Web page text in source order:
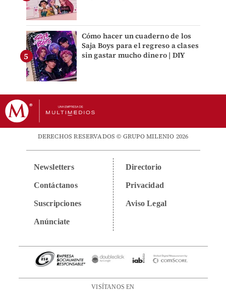
Cómo hacer un cuaderno de los
Saja Boys para el regreso a clases
sin gastar mucho dinero | DIY
DERECHOS RESERVADOS © GRUPO MILENIO 2026
Newsletters
Contáctanos
Suscripciones
Anúnciate
Directorio
Privacidad
Aviso Legal
VISÍTANOS EN